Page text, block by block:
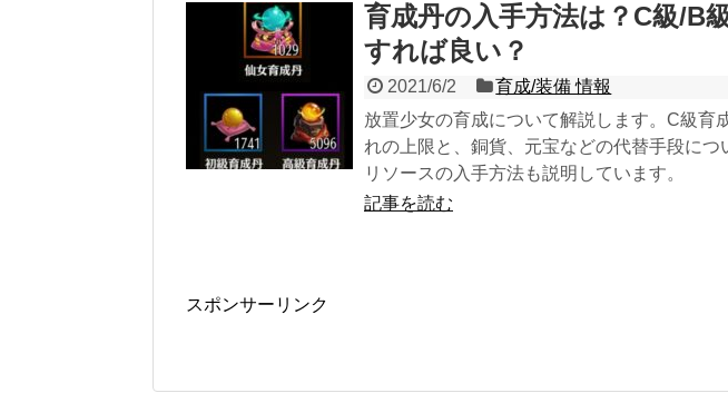
育成丹の入手方法は？C級/B
すれば良い？
2021/6/2
育成/装備 情報
放置少女の育成について解説します。C級育
れの上限と、銅貨、元宝などの代替手段に
リソースの入手方法も説明しています。
記事を読む
スポンサーリンク